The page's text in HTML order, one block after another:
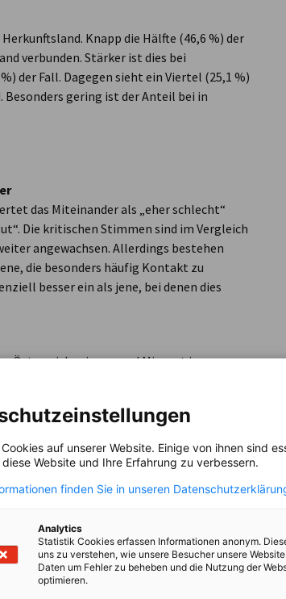
Knapp die Hälfte (46,6 %) der
verbunden. Stärker ist dies bei
der Fall. Dagegen sieht ein Viertel (25,1 %)
gering ist der Anteil bei in
das Miteinander als „eher schlecht“
Die kritischen Stimmen sind im Vergleich
angewachsen. Allerdings bestehen
die besonders häufig Kontakt zu
besser ein als jene, bei denen dies
Österreicher:innen und Migrant:innen zu
Personen, die häufiger Kontakt zu
als jene, bei denen dies seltener oder
in verschiedenen Situationen erfragt.
oder ausschließlich in ihrer
oder überwiegend in deutscher
in deutscher Sprache statt: 30,0 % gaben
Deutsch zu sprechen, 48,7 % Deutsch in
mit Freund:innen überwiegend oder
auf unserer Website. Einige von ihnen sind
Website und Ihre Erfahrung zu verbessern.
finden Sie in unseren
Analytics
Statistik Cookies erfassen Informationen anonym.
uns zu verstehen, wie unsere Besucher unsere
Daten um Fehler zu beheben und die Nutzung der
optimieren.